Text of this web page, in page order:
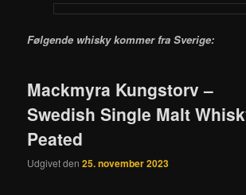
Følgende whisky kommer fra Sverige:
Mackmyra Kungstorv –
Swedish Single Malt
Peated
Udgivet den25. november 2023